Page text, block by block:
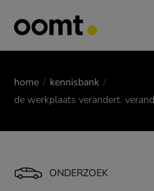
home
kennisbank
ONDERZOEK